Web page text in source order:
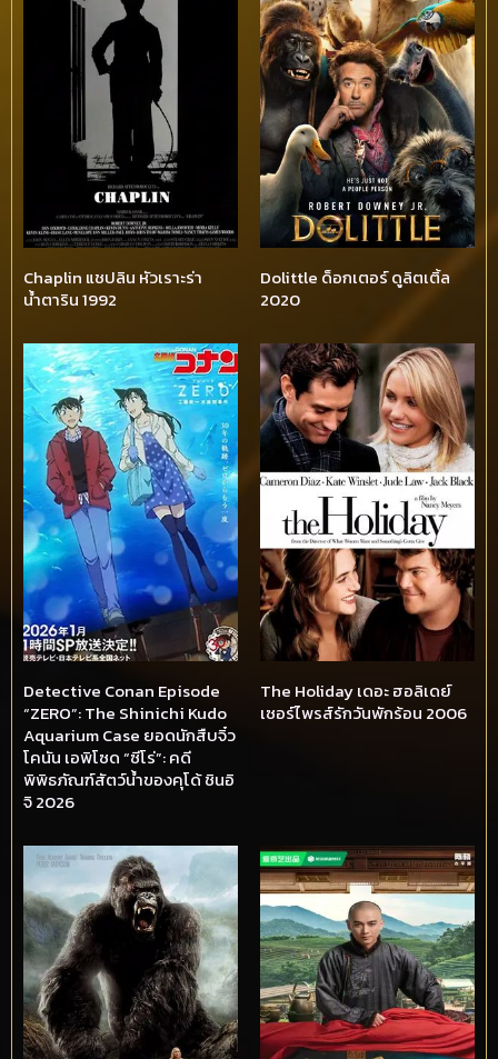
Chaplin แชปลิน หัวเราะร่า
น้ำตาริน 1992
Dolittle ด็อกเตอร์ ดูลิตเติ้ล
2020
Detective Conan Episode
“ZERO”: The Shinichi Kudo
Aquarium Case ยอดนักสืบจิ๋ว
โคนัน เอพิโซด “ซีโร่”: คดี
พิพิธภัณฑ์สัตว์น้ำของคุโด้ ชินอิ
จิ 2026
The Holiday เดอะ ฮอลิเดย์
เซอร์ไพรส์รักวันพักร้อน 2006